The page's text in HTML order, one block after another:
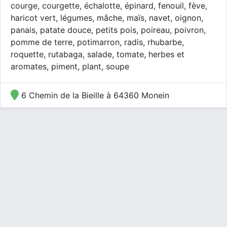
courge, courgette, échalotte, épinard, fenouil, fève,
haricot vert, légumes, mâche, maïs, navet, oignon,
panais, patate douce, petits pois, poireau, poivron,
pomme de terre, potimarron, radis, rhubarbe,
roquette, rutabaga, salade, tomate, herbes et
aromates, piment, plant, soupe
6 Chemin de la Bieille à 64360 Monein